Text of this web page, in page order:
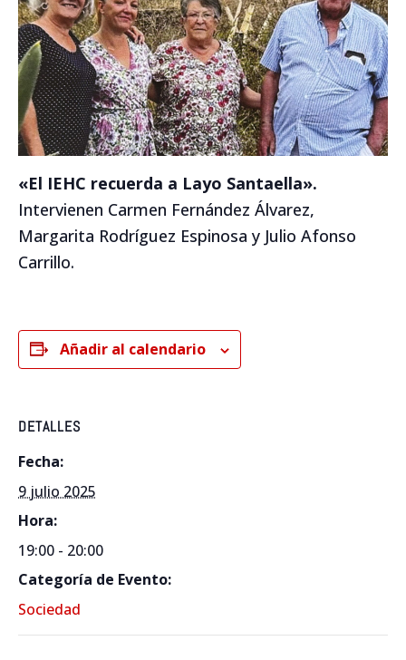
«El IEHC recuerda a Layo Santaella».
Intervienen Carmen Fernández Álvarez,
Margarita Rodríguez Espinosa y Julio Afonso
Carrillo.
Añadir al calendario
DETALLES
Fecha:
9 julio 2025
Hora:
19:00 - 20:00
Categoría de Evento:
Sociedad